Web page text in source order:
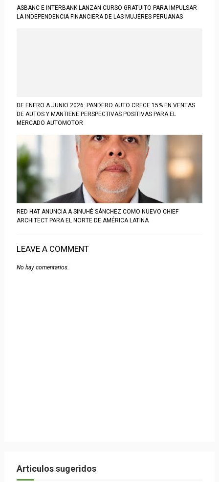
ASBANC E INTERBANK LANZAN CURSO GRATUITO PARA IMPULSAR
LA INDEPENDENCIA FINANCIERA DE LAS MUJERES PERUANAS
DE ENERO A JUNIO 2026: PANDERO AUTO CRECE 15% EN VENTAS
DE AUTOS Y MANTIENE PERSPECTIVAS POSITIVAS PARA EL
MERCADO AUTOMOTOR
RED HAT ANUNCIA A SINUHÉ SÁNCHEZ COMO NUEVO CHIEF
ARCHITECT PARA EL NORTE DE AMÉRICA LATINA
LEAVE A COMMENT
No hay comentarios.
Articulos sugeridos